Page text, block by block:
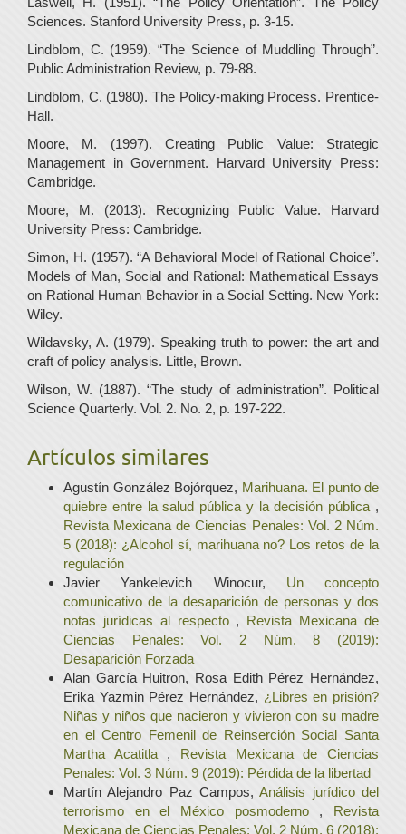
Sciences. Stanford University Press, p. 3-15.
Lindblom, C. (1959). “The Science of Muddling Through”.
Public Administration Review, p. 79-88.
Lindblom, C. (1980). The Policy-making Process. Prentice-
Hall.
Moore, M. (1997). Creating Public Value: Strategic
Management in Government. Harvard University Press:
Cambridge.
Moore, M. (2013). Recognizing Public Value. Harvard
University Press: Cambridge.
Simon, H. (1957). “A Behavioral Model of Rational Choice”.
Models of Man, Social and Rational: Mathematical Essays
on Rational Human Behavior in a Social Setting. New York:
Wiley.
Wildavsky, A. (1979). Speaking truth to power: the art and
craft of policy analysis. Little, Brown.
Wilson, W. (1887). “The study of administration”. Political
Science Quarterly. Vol. 2. No. 2, p. 197-222.
Artículos similares
Agustín González Bojórquez, Marihuana. El punto de
quiebre entre la salud pública y la decisión pública ,
Revista Mexicana de Ciencias Penales: Vol. 2 Núm.
5 (2018): ¿Alcohol sí, marihuana no? Los retos de la
regulación
Javier Yankelevich Winocur, Un concepto
comunicativo de la desaparición de personas y dos
notas jurídicas al respecto , Revista Mexicana de
Ciencias Penales: Vol. 2 Núm. 8 (2019):
Desaparición Forzada
Alan García Huitron, Rosa Edith Pérez Hernández,
Erika Yazmin Pérez Hernández, ¿Libres en prisión?
Niñas y niños que nacieron y vivieron con su madre
en el Centro Femenil de Reinserción Social Santa
Martha Acatitla , Revista Mexicana de Ciencias
Penales: Vol. 3 Núm. 9 (2019): Pérdida de la libertad
Martín Alejandro Paz Campos,Análisis jurídico del
terrorismo en el México posmoderno , Revista
Mexicana de Ciencias Penales: Vol. 2 Núm. 6 (2018):